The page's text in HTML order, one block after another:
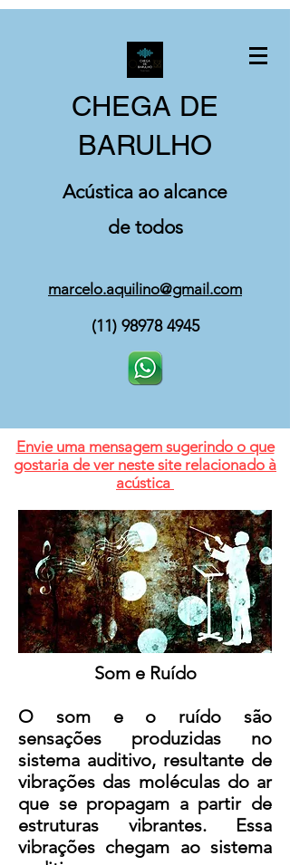
CHEGA DE
BARULHO
Acústica ao alcance
de todos
marcelo.aquilino@gmail.com
(11) 98978 4945
Envie uma mensagem sugerindo o que
gostaria de ver neste site relacionado à
acústica
Som e Ruído
O som e o ruído são
sensações produzidas no
sistema auditivo, resultante de
vibrações das moléculas do ar
que se propagam a partir de
estruturas vibrantes. Essa
vibrações chegam ao sistema